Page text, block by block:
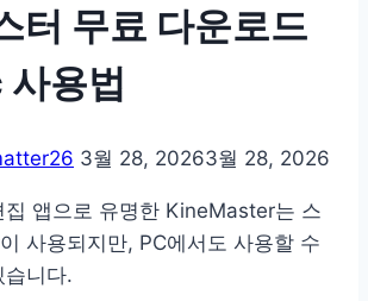
터 무료 다운로드
용법
3월 28, 20263월 28, 2026
집 앱으로 유명한 KineMaster는 스
사용되지만, PC에서도 사용할 수
습니다.